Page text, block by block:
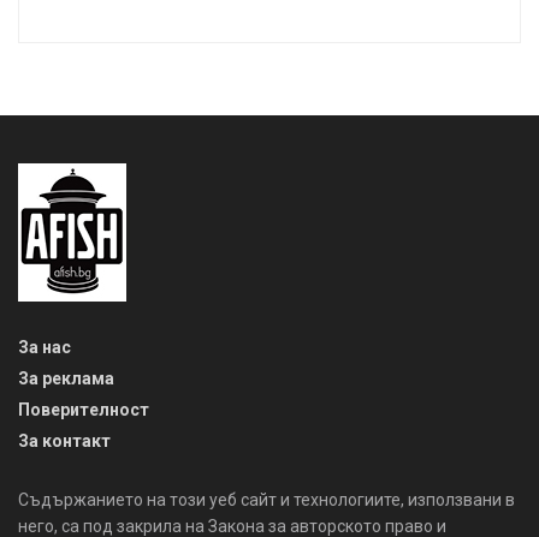
За нас
За реклама
Поверителност
За контакт
Съдържанието на този уеб сайт и технологиите, използвани в
него, са под закрила на Закона за авторското право и